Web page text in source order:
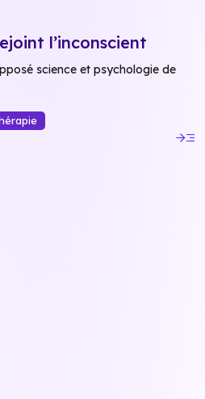
l’inconscient
science et psychologie de
read_more